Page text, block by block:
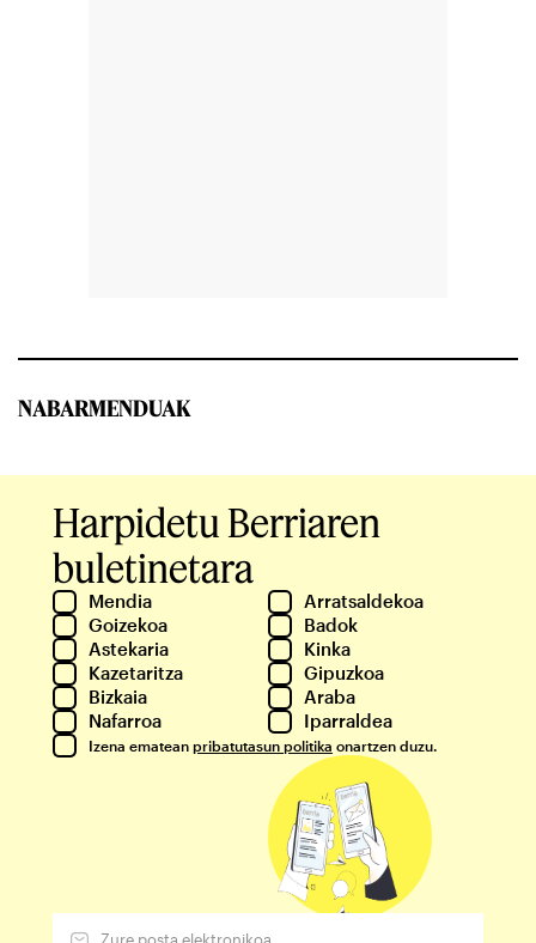
NABARMENDUAK
Harpidetu Berriaren
buletinetara
Mendia
Arratsaldekoa
Goizekoa
Badok
Astekaria
Kinka
Kazetaritza
Gipuzkoa
Bizkaia
Araba
Nafarroa
Iparraldea
Izena ematean pribatutasun politika onartzen duzu.